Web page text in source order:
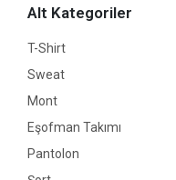
Alt Kategoriler
T-Shirt
Sweat
Mont
Eşofman Takımı
Pantolon